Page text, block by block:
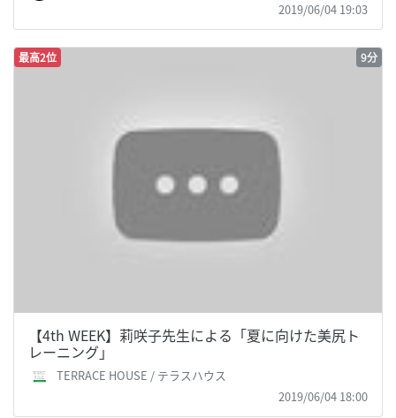
2019/06/04 19:03
最高2位 9分
【4th WEEK】莉咲子先生による「夏に向けた美尻ト
レーニング」
TERRACE HOUSE / テラスハウス
2019/06/04 18:00